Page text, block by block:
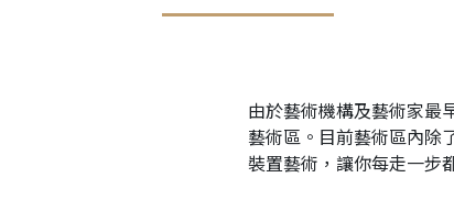
由於藝術機構及藝術家最
藝術區。目前藝術區內除
裝置藝術，讓你每走一步